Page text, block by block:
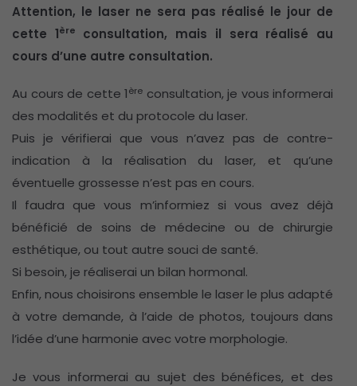
Attention, le laser ne sera pas réalisé le jour de
cette 1ère
consultation, mais il sera réalisé au
cours d’une autre consultation.
Au cours de cette 1ère consultation, je vous informerai
des modalités et du protocole du laser.
Puis je vérifierai que vous n’avez pas de contre-
indication à la réalisation du laser, et qu’une
éventuelle grossesse n’est pas en cours.
Il faudra que vous m’informiez si vous avez déjà
bénéficié de soins de médecine ou de chirurgie
esthétique, ou tout autre souci de santé.
Si besoin, je réaliserai un bilan hormonal.
Enfin, nous choisirons ensemble le laser le plus adapté
à votre demande, à l’aide de photos, toujours dans
l’idée d’une harmonie avec votre morphologie.
Je vous informerai au sujet des bénéfices, et des